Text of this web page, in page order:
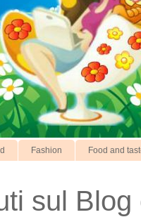
Fashion Food and
sul